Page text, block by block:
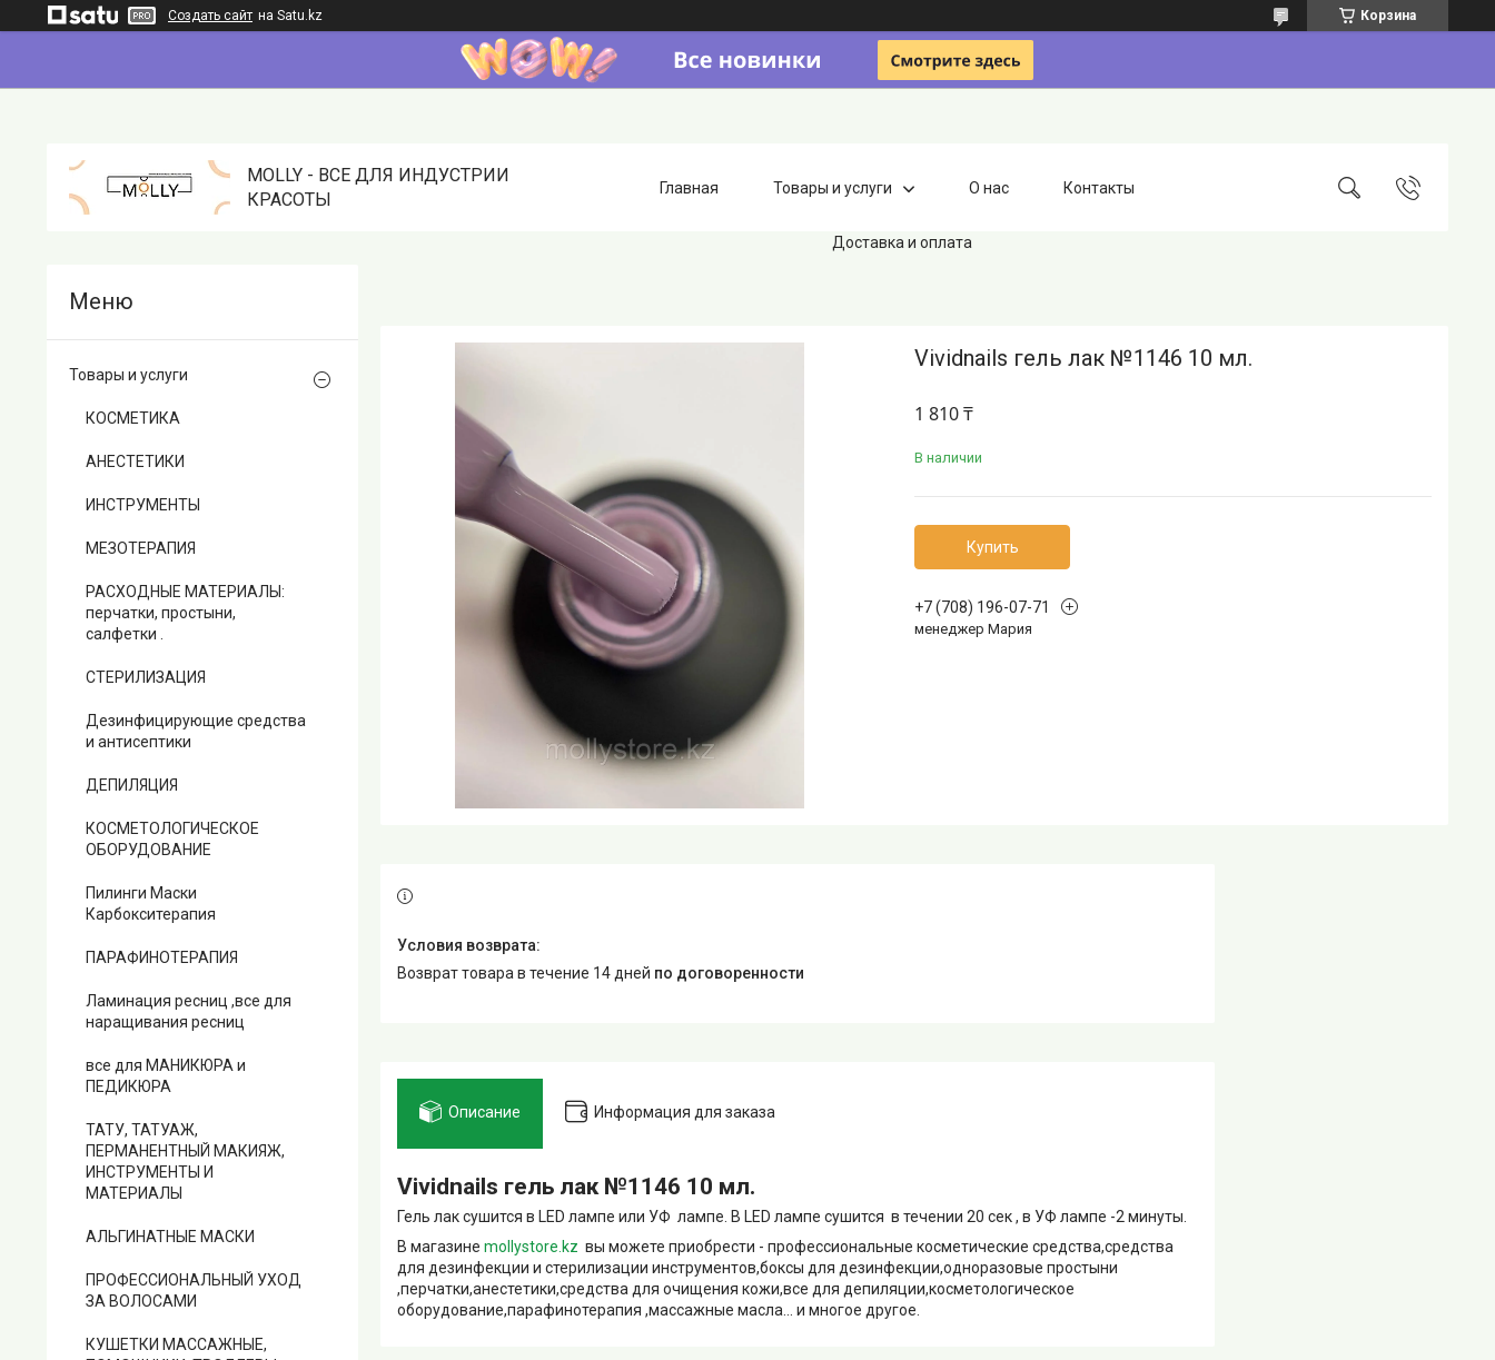
Создать сайт на Satu.kz Корзина
MOLLY - ВСЕ ДЛЯ ИНДУСТРИИ
КРАСОТЫ
Главная Товары и услуги О нас Контакты
Доставка и оплата
Vividnails гель лак №1146 10 мл.
1 810 ₸
В наличии
Купить
+7 (708) 196-07-71
менеджер Мария
возврат товара в течение 14 дней по договоренности
Описание Информация для заказа
Vividnails гель лак №1146 10 мл.
Гель лак сушится в LED лампе или УФ лампе. В LED лампе сушится в течении 20 сек , в УФ лампе -2 минуты.
В магазине mollystore.kz вы можете приобрести - профессиональные косметические средства,средства
для дезинфекции и стерилизации инструментов,боксы для дезинфекции,одноразовые простыни
,перчатки,анестетики,средства для очищения кожи,все для депиляции,косметологическое
оборудование,парафинотерапия ,массажные масла... и многое другое.
Товары и услуги
КОСМЕТИКА
АНЕСТЕТИКИ
ИНСТРУМЕНТЫ
МЕЗОТЕРАПИЯ
РАСХОДНЫЕ МАТЕРИАЛЫ:
перчатки, простыни,
салфетки .
СТЕРИЛИЗАЦИЯ
Дезинфицирующие средства
и антисептики
ДЕПИЛЯЦИЯ
КОСМЕТОЛОГИЧЕСКОЕ
ОБОРУДОВАНИЕ
Пилинги Маски
Карбокситерапия
ПАРАФИНОТЕРАПИЯ
Ламинация ресниц ,все для
наращивания ресниц
все для МАНИКЮРА и
ПЕДИКЮРА
ТАТУ, ТАТУАЖ,
ПЕРМАНЕНТНЫЙ МАКИЯЖ,
ИНСТРУМЕНТЫ И
МАТЕРИАЛЫ
АЛЬГИНАТНЫЕ МАСКИ
ПРОФЕССИОНАЛЬНЫЙ УХОД
ЗА ВОЛОСАМИ
КУШЕТКИ МАССАЖНЫЕ,